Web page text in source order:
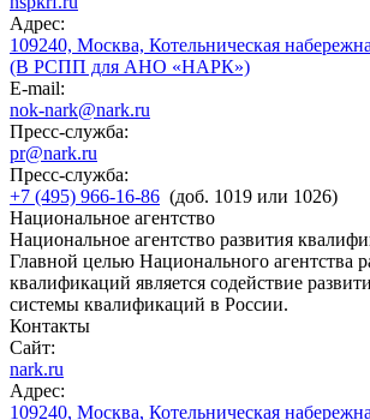
Адрес:
109240, Москва, Котельническая
(В РСПП для АНО «НАРК»)
E-mail:
nok-nark@nark.ru
Пресс-служба:
pr@nark.ru
Пресс-служба:
+7 (495) 966-16-86 (доб. 1019 или 1026)
Национальное агентство
Национальное агентство развития
Главной целью Национального агентства
квалификаций является содействие
системы квалификаций в России.
Контакты
Сайт:
nark.ru
Адрес:
109240, Москва, Котельническая